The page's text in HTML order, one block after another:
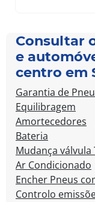
Consultar
e
centro em
Garantia de
Equilibragem
Amortecedores
Bateria
Mudança válvula
Ar Condicionado
Encher Pneus
Controlo